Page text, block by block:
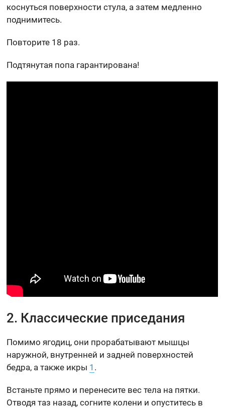
коснуться поверхности стула, а затем медленно
поднимитесь.
Повторите 18 раз.
Подтянутая попа гарантирована!
2. Классические приседания
Помимо ягодиц, они прорабатывают мышцы
наружной, внутренней и задней поверхностей
бедра, а также икры 1 .
Встаньте прямо и перенесите вес тела на пятки.
Отводя таз назад, согните колени и опуститесь в